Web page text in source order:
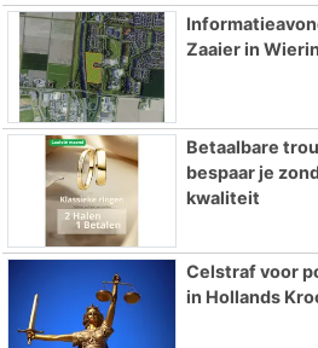
Zaaier in
Betaalbare
bespaar je
kwaliteit
Celstraf voor
in Hollands